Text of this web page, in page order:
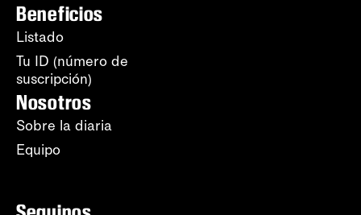
Beneficios
Listado
Tu ID (número de
suscripción)
Nosotros
Sobre la diaria
Equipo